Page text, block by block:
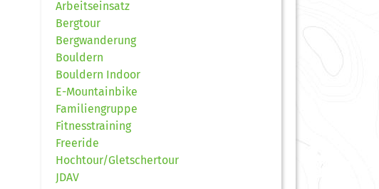
Arbeitseinsatz
Bergtour
Bergwanderung
Bouldern
Bouldern Indoor
E-Mountainbike
Familiengruppe
Fitnesstraining
Freeride
Hochtour/Gletschertour
JDAV